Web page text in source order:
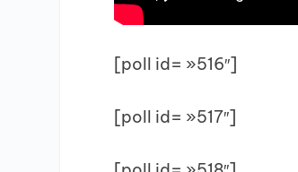
[poll id= »516″]
[poll id= »517″]